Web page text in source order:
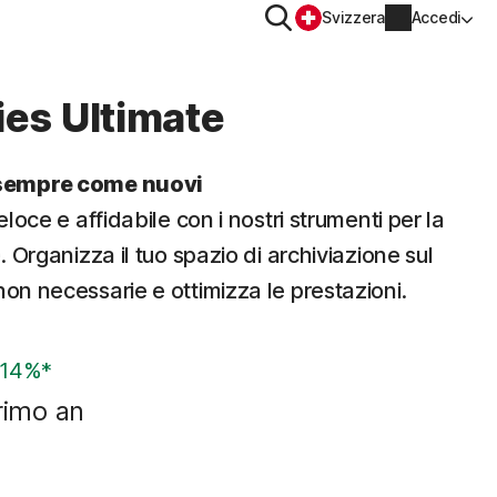
iOS™
CercaSvizzera Accedi
Informazioni account
Informazioni di fatturazione
Ultimate
come nuovi
e affidabile con i nostri strumenti per la
Organizza il tuo spazio di archiviazione sul
necessarie e ottimizza le prestazioni.
an